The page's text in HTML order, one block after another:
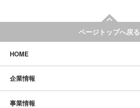
ページトップへ戻る
HOME
企業情報
事業情報